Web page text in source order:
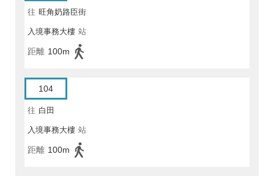
往 旺角奶路臣街
入境事務大樓 站
距離 100m
104
往 白田
入境事務大樓 站
距離 100m